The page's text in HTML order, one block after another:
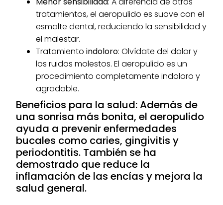
tratamientos, el aeropulido es suave con el
esmalte dental, reduciendo la sensibilidad y
el malestar.
Tratamientoindoloro: Olvídate del dolor y
los ruidos molestos. El aeropulido es un
procedimiento completamente indoloro y
agradable.
Beneficios para la salud:Además de
una sonrisa más bonita, el aeropulido
ayuda a prevenir enfermedades
bucales como caries, gingivitis y
periodontitis. También se ha
demostrado que reduce la
inflamación de las encías y mejora la
salud general.